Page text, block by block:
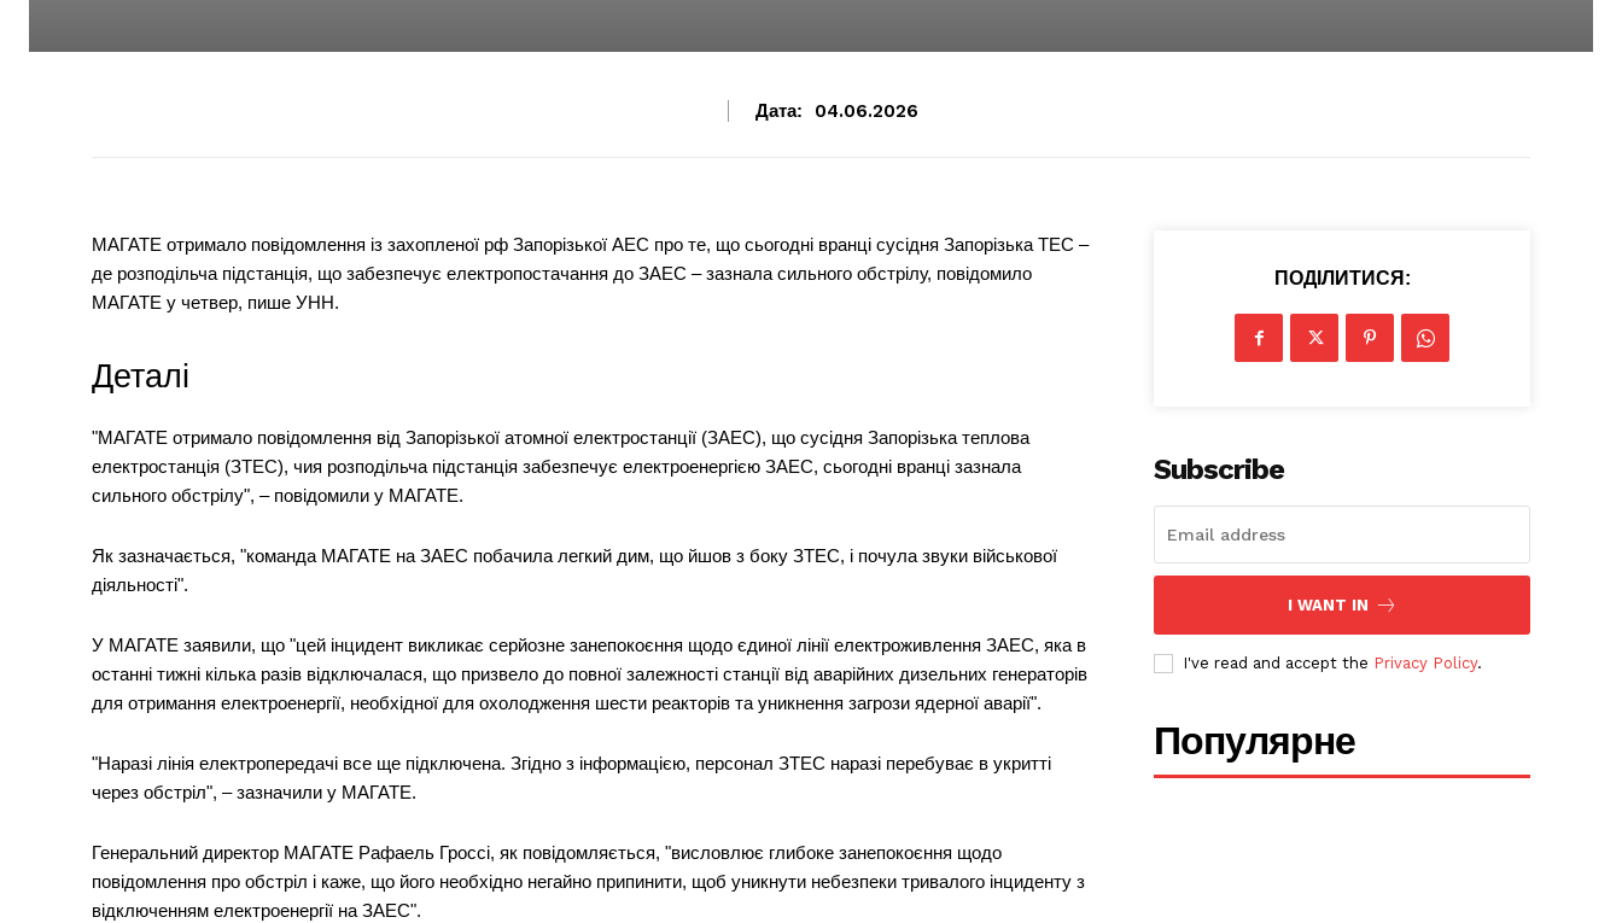
Дата: 04.06.2026
МАГАТЕ отримало повідомлення із захопленої рф Запорізької АЕС про те, що сьогодні вранці сусідня Запорізька ТЕС –
де розподільча підстанція, що забезпечує електропостачання до ЗАЕС – зазнала сильного обстрілу, повідомило
МАГАТЕ у четвер, пише УНН.
Деталі
"МАГАТЕ отримало повідомлення від Запорізької атомної електростанції (ЗАЕС), що сусідня Запорізька теплова
електростанція (ЗТЕС), чия розподільча підстанція забезпечує електроенергією ЗАЕС, сьогодні вранці зазнала
сильного обстрілу", – повідомили у МАГАТЕ.
Як зазначається, "команда МАГАТЕ на ЗАЕС побачила легкий дим, що йшов з боку ЗТЕС, і почула звуки військової
діяльності".
У МАГАТЕ заявили, що "цей інцидент викликає серйозне занепокоєння щодо єдиної лінії електроживлення ЗАЕС, яка в
останні тижні кілька разів відключалася, що призвело до повної залежності станції від аварійних дизельних генераторів
для отримання електроенергії, необхідної для охолодження шести реакторів та уникнення загрози ядерної аварії".
"Наразі лінія електропередачі все ще підключена. Згідно з інформацією, персонал ЗТЕС наразі перебуває в укритті
через обстріл", – зазначили у МАГАТЕ.
Генеральний директор МАГАТЕ Рафаель Гроссі, як повідомляється, "висловлює глибоке занепокоєння щодо
повідомлення про обстріл і каже, що його необхідно негайно припинити, щоб уникнути небезпеки тривалого інциденту з
відключенням електроенергії на ЗАЕС".
ПОДІЛИТИСЯ:
Subscribe
I WANT IN
I've read and accept the Privacy Policy.
Популярне